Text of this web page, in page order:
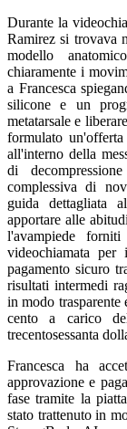
Durante la
Ramirez si trovava
modello
chiaramente i
a Francesca
silicone e un
metatarsale e
formulato un'offerta
all'interno della
di
complessiva di
guida dettagliata
apportare alle
l'avampiede
videochiamata
pagamento sicuro
risultati intermedi
in modo trasparente
cento a carico
trecentosessanta
Francesca ha
approvazione e
fase tramite la
stato trattenuto in